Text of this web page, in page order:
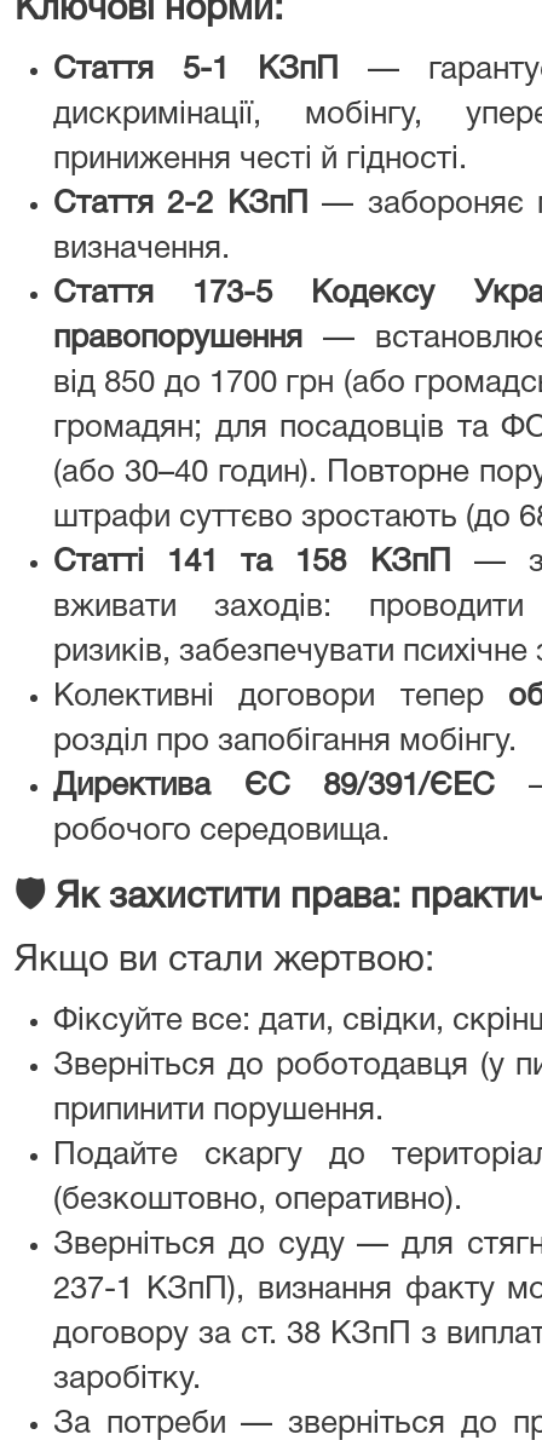
Ключові норми:
Стаття 5-1 КЗпП
—
дискримінації, мобінгу,
приниження честі й гідності.
Стаття 2-2 КЗпП
— забороняє
визначення.
Стаття 173-5 Кодексу
правопорушення — встановлює
від 850 до 1700 грн (або
громадян; для посадовців та
(або 30–40 годин). Повторне
штрафи суттєво зростають (до
Статті 141 та 158 КЗпП
—
вживати заходів:
ризиків, забезпечувати психічне
Колективні договори тепер
розділ про запобігання мобінгу.
Директива ЄС 89/391/ЄЕС —
робочого середовища.
🛡 Як захистити права:
Якщо ви стали жертвою:
Фіксуйте все: дати, свідки,
Зверніться до роботодавця (у
припинити порушення.
Подайте скаргу до
(безкоштовно, оперативно).
Зверніться до суду — для
237-1 КЗпП), визнання факту
договору за ст. 38 КЗпП з
заробітку.
За потреби — зверніться до